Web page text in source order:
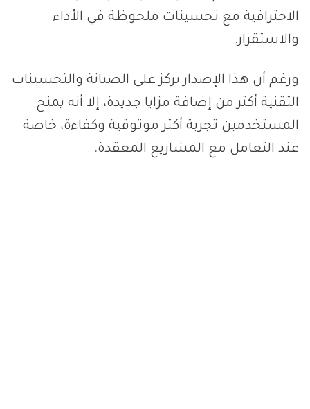
الاحترافية مع تحسينات ملحوظة في الأداء
والاستقرار.
ورغم أن هذا الإصدار يركز على الصيانة والتحسينات
التقنية أكثر من إضافة مزايا جديدة، إلا أنه يمنح
المستخدمين تجربة أكثر موثوقية وكفاءة، خاصة
عند التعامل مع المشاريع المعقدة.